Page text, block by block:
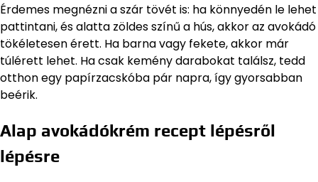
Érdemes megnézni a szár tövét is: ha könnyedén le lehet
pattintani, és alatta zöldes színű a hús, akkor az avokádó
tökéletesen érett. Ha barna vagy fekete, akkor már
túlérett lehet. Ha csak kemény darabokat találsz, tedd
otthon egy papírzacskóba pár napra, így gyorsabban
beérik.
Alap avokádókrém recept lépésről
lépésre